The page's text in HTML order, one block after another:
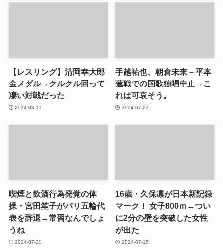
【レスリング】清岡幸大郎
金メダル→クルクル回って
凄い対戦だった
2024-08-11
手越祐也、朝倉未来－平本
蓮戦での国歌独唱中止→こ
れは可哀そう。
2024-07-22
喫煙と飲酒行為発覚の体
操・宮田笙子がパリ五輪代
表を辞退→常習なんでしょ
うね
2024-07-20
16歳・久保凛が日本新記録
マーク！ 女子800ｍ→つい
に2分の壁を突破した女性
が出た
2024-07-15